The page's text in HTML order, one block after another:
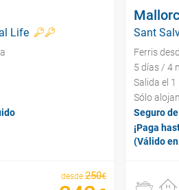
Life
desde 250€
Sant
Ferris
5 días / 4
Salida el
Sólo
Seguro
¡Paga
(Válido